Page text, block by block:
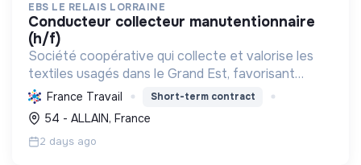
EBS LE RELAIS LORRAINE
conducteur collecteur manutentionnaire
(h/f)
Société coopérative qui collecte et valorise les
textiles usagés dans le Grand Est, favorisant
l'insertion professionnelle des personnes en
difficulté et contribuant à l'économie circulaire et
à la pr...
France Travail Short-term contract
54 - ALLAIN, France
2 days ago